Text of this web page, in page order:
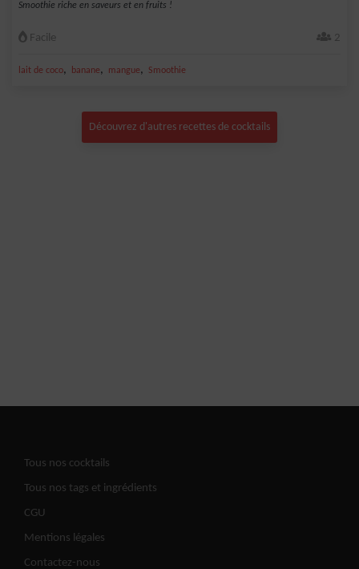
Smoothie riche en saveurs et en fruits !
Facile 2
lait de coco, banane, mangue, Smoothie
Découvrez d'autres recettes de cocktails
Tous nos cocktails
Tous nos tags et ingrédients
CGU
Mentions légales
Contactez-nous